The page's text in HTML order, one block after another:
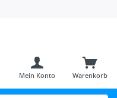
Warenkorb
Mein Konto